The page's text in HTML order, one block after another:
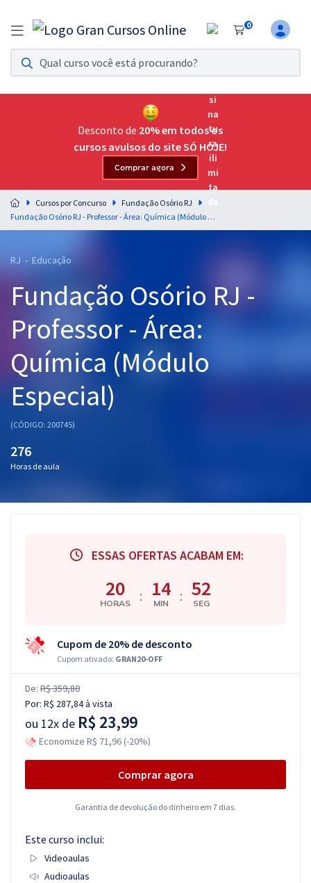
0
Assinatura Ilimitada 11
Acesso a todos os cursos. Teste grátis por 7 dias!
Assinatura OAB Até Passar
Acesso ilimitado a toda preparação para o Exame da
Residências Multiprofissionais
Preparação completa e intensiva para as principais
residências em saúde do Brasil
Cursos 20% OFF
Pós
Graduação
OAB
Questões grátis
Desconto de 20% em todos os
cursos avulsos do site SÓ HOJE!
Comprar agora
Cursos por Concurso
Fundação Osório RJ
Fundação Osório RJ - Professor - Área: Química (Módulo Especial)
RJ - Educação
Fundação Osório RJ -
Professor - Área:
Química (Módulo
Especial)
(CÓDIGO: 200745)
276
Horas de aula
ESSAS OFERTAS ACABAM EM:
20
HORAS : 14
MIN : 51
SEG
Cupom de 20% de desconto
Cupom ativado: GRAN20-OFF
De: R$ 359,80
Por: R$ 287,84à vista
ou 12x de R$ 23,99
Economize R$ 71,96 (-20%)
Comprar agora
Garantia de devolução do dinheiro em 7 dias.
Este curso inclui:
Videoaulas
Audioaulas